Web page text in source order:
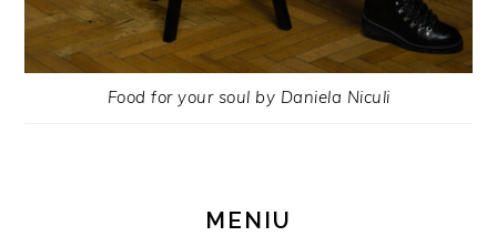
Food for your soul by Daniela Niculi
MENIU